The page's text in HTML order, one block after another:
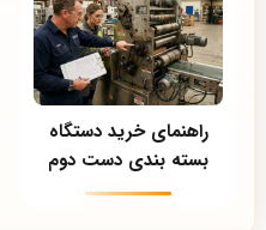
راهنمای خرید دستگاه
بسته بندی دست دوم